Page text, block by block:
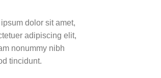
ipsum dolor sit amet,
adipiscing elit,
nonummy nibh
tincidunt.